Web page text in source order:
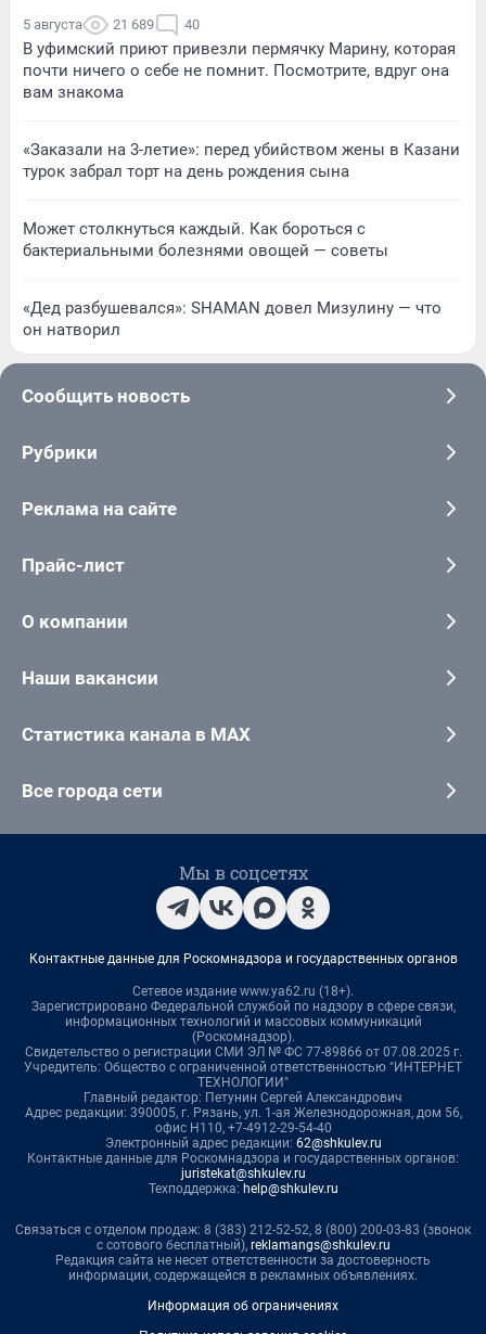
5 августа 21 689 40
В уфимский приют привезли пермячку Марину, которая
почти ничего о себе не помнит. Посмотрите, вдруг она
вам знакома
«Заказали на 3-летие»: перед убийством жены в Казани
турок забрал торт на день рождения сына
Может столкнуться каждый. Как бороться с
бактериальными болезнями овощей — советы
«Дед разбушевался»: SHAMAN довел Мизулину — что
он натворил
Сообщить новость
Рубрики
Реклама на сайте
Прайс-лист
О компании
Наши вакансии
Статистика канала в MAX
Все города сети
Мы в соцсетях
Контактные данные для Роскомнадзора и государственных органов
Сетевое издание www.ya62.ru (18+).
Зарегистрировано Федеральной службой по надзору в сфере связи,
информационных технологий и массовых коммуникаций
(Роскомнадзор).
Свидетельство о регистрации СМИ ЭЛ № ФС 77-89866 от 07.08.2025 г.
Учредитель: Общество с ограниченной ответственностью "ИНТЕРНЕТ
ТЕХНОЛОГИИ"
Главный редактор: Петунин Сергей Александрович
Адрес редакции: 390005, г. Рязань, ул. 1-ая Железнодорожная, дом 56,
офис Н110, +7-4912-29-54-40
Электронный адрес редакции: 62@shkulev.ru
Контактные данные для Роскомнадзора и государственных органов:
juristekat@shkulev.ru
Техподдержка: help@shkulev.ru
Связаться с отделом продаж: 8 (383) 212-52-52, 8 (800) 200-03-83 (звонок
с сотового бесплатный), reklamangs@shkulev.ru
Редакция сайта не несет ответственности за достоверность
информации, содержащейся в рекламных объявлениях.
Информация об ограничениях